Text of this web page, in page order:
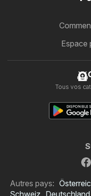
Espace
Tous vos
Autres pays: